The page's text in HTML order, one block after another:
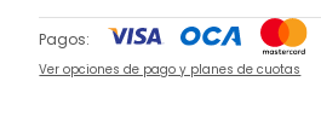
Pagos:
Ver opciones de pago y planes de cuotas